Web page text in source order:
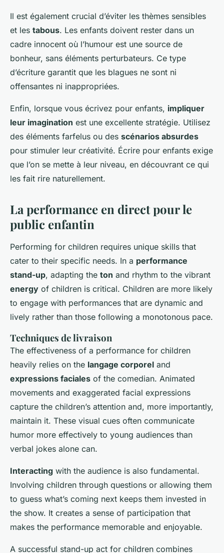
Il est également crucial d’éviter les thèmes sensibles
et les tabous. Les enfants doivent rester dans un
cadre innocent où l’humour est une source de
bonheur, sans éléments perturbateurs. Ce type
d’écriture garantit que les blagues ne sont ni
offensantes ni inappropriées.
Enfin, lorsque vous écrivez pour enfants, impliquer
leur imagination est une excellente stratégie. Utilisez
des éléments farfelus ou des scénarios absurdes
pour stimuler leur créativité. Écrire pour enfants exige
que l’on se mette à leur niveau, en découvrant ce qui
les fait rire naturellement.
La performance en direct pour le
public enfantin
Performing for children requires unique skills that
cater to their specific needs. In a performance
stand-up, adapting the ton and rhythm to the vibrant
energy of children is critical. Children are more likely
to engage with performances that are dynamic and
lively rather than those following a monotonous pace.
Techniques de livraison
The effectiveness of a performance for children
heavily relies on the langage corporel and
expressions faciales of the comedian. Animated
movements and exaggerated facial expressions
capture the children’s attention and, more importantly,
maintain it. These visual cues often communicate
humor more effectively to young audiences than
verbal jokes alone can.
Interacting with the audience is also fundamental.
Involving children through questions or allowing them
to guess what’s coming next keeps them invested in
the show. It creates a sense of participation that
makes the performance memorable and enjoyable.
A successful stand-up act for children combines